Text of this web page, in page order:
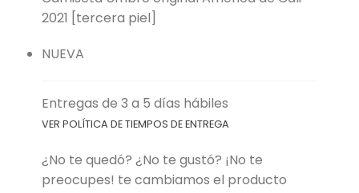
2021 [tercera piel]
NUEVA
Entregas de 3 a 5 días hábiles
VER POLÍTICA DE TIEMPOS DE ENTREGA
¿No te quedó? ¿No te gustó? ¡No te
preocupes! te cambiamos el producto